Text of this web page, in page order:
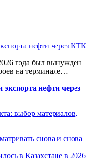
нефти через КТК
года был вынужден
на терминале…
экспорта нефти через
выбор материалов,
снова и снова
в Казахстане в 2026